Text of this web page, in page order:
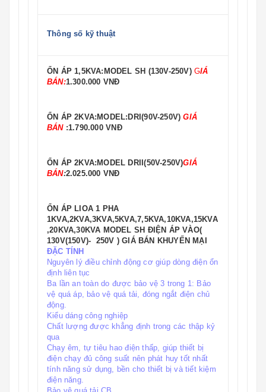
Thông số kỹ thuật
ỔN ÁP 1,5KVA:MODEL SH (130V-250V) GIÁ
BÁN:1.300.000 VNĐ
ỔN ÁP 2KVA:MODEL:DRI(90V-250V)GIÁ
BÁN:1.790.000 VNĐ
ỔN ÁP 2KVA:MODEL DRII(50V-250V)GIÁ
BÁN:2.025.000 VNĐ
ỔN ÁP LIOA 1 PHA
1KVA,2KVA,3KVA,5KVA,7,5KVA,10KVA,15KVA
,20KVA,30KVA MODEL SH ĐIỆN ÁP VÀO(
130V(150V)- 250V ) GIÁ BÁN KHUYẾN MẠI
ĐẶC TÍNH
Nguyên lý điều chỉnh động cơ giúp dòng điện ổn
định liên tục
Ba lần an toàn do được bảo vệ 3 trong 1: Bảo
vệ quá áp, bảo vệ quá tải, đóng ngắt điện chủ
động.
Kiểu dáng công nghiệp
Chất lượng được khẳng định trong các thập kỷ
qua
Chạy êm, tự tiêu hao điện thấp, giúp thiết bị
điện chạy đủ công suất nên phát huy tốt nhất
tính năng sử dụng, bền cho thiết bị và tiết kiệm
điện năng.